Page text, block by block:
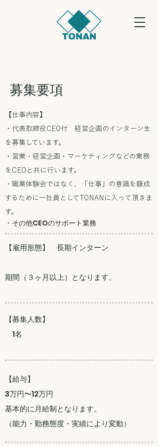
​募集要項
【仕事内容】
​・代表取締役CEO付 経営企画のインターン生
を募集しています。
・営業・経営企画・マーケティングなどの業務
をCEOと共に行います。
・職業体験会ではなく、「仕事」の意識を醸成
するために一社員としてTONANに入って頂きま
す。
​・ その他CEOのサポート業務
​【雇用形態】 長期インターン
期間（３ヶ月以上）となります。
​【募集人数】
​ 1名
​【給与】
​3万円〜12万円
基本的に月給制となります。
（能力・勤務態度・実績により変動）